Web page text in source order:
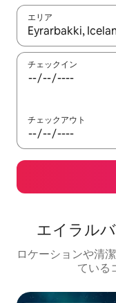
エリア
検索結果が表示さ
チェックイン
チェックアウト
エイラル
ロケーションや清
ている